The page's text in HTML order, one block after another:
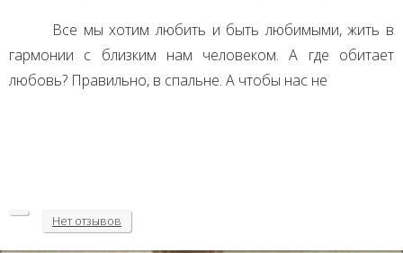
Все мы хотим любить и быть любимыми, жить в
гармонии с близким нам человеком. А где обитает
любовь? Правильно, в спальне. А чтобы нас не
Нет отзывов